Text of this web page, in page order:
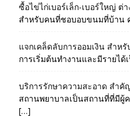
ซื้อไข่ไก่เบอร์เล็ก-เบอร์ใหญ่ ต่
สำหรับคนที่ชอบอบขนมที่บ้าน
แจกเคล็ดลับการออมเงิน สำห
การเริ่มต้นทำงานและมีรายได้
บริการรักษาความสะอาด สำคั
สถานพยาบาลเป็นสถานที่ที่มีผู้
[…]